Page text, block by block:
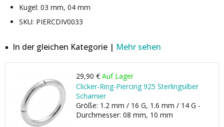
Kugel: 03 mm, 04 mm
SKU: PIERCDIV0033
In der gleichen Kategorie | Mehr sehen
29,90 € Auf Lager
Clicker-Ring-Piercing 925 Sterlingsilber
Scharnier
Größe: 1.2 mm / 16 G, 1.6 mm / 14 G -
Durchmesser: 08 mm, 10 mm